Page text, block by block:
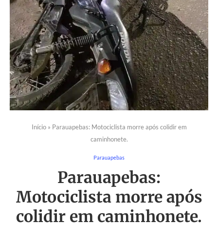
Início» Parauapebas: Motociclista morre após colidir em
caminhonete.
Parauapebas
Parauapebas:
Motociclista morre após
colidir em caminhonete.